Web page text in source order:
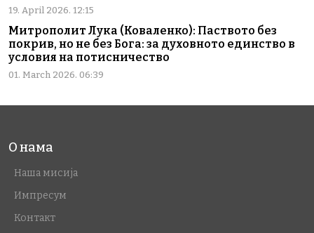
19. April 2026. 12:15
Митрополит Лука (Коваленко): Паството без
покрив, но не без Бога: за духовното единство в
условия на потисничество
01. March 2026. 06:39
О нама
Наша мисија
Импресум
Контакт